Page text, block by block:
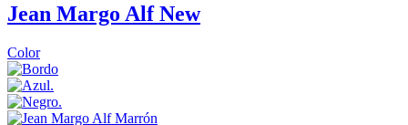
Jean Margo Alf New
Color